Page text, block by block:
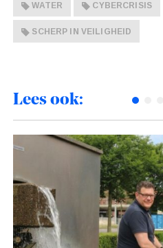
WATER CYBERCRISIS
SCHERP IN VEILIGHEID
Lees ook: